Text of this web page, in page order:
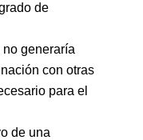
de
generaría
con otras
para el
de una